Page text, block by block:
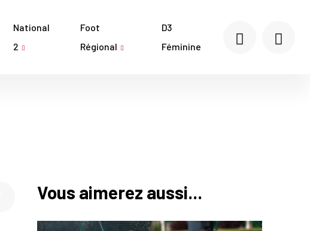
National
2
Foot
Régional
D3
Féminine
Vous aimerez aussi...